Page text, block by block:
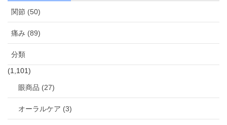
関節 (50)
痛み (89)
分類
(1,101)
眼商品 (27)
オーラルケア (3)